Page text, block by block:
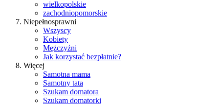
wielkopolskie
zachodniopomorskie
Niepełnosprawni
Wszyscy
Kobiety
Mężczyźni
Jak korzystać bezpłatnie?
Więcej
Samotna mama
Samotny tata
Szukam domatora
Szukam domatorki